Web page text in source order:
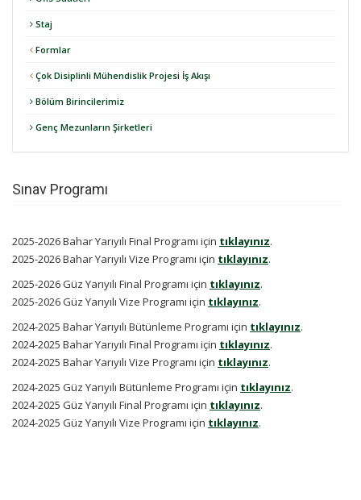
Staj
Formlar
Çok Disiplinli Mühendislik Projesi İş Akışı
Bölüm Birincilerimiz
Genç Mezunların Şirketleri
Sınav Programı
2025-2026 Bahar Yarıyılı Final Programı için tıklayınız.
2025-2026 Bahar Yarıyılı Vize Programı için tıklayınız.
2025-2026 Güz Yarıyılı Final Programı için tıklayınız.
2025-2026 Güz Yarıyılı Vize Programı için tıklayınız.
2024-2025 Bahar Yarıyılı Bütünleme Programı için tıklayınız.
2024-2025 Bahar Yarıyılı Final Programı için tıklayınız.
2024-2025 Bahar Yarıyılı Vize Programı için tıklayınız.
2024-2025 Güz Yarıyılı Bütünleme Programı için tıklayınız.
2024-2025 Güz Yarıyılı Final Programı için tıklayınız.
2024-2025 Güz Yarıyılı Vize Programı için tıklayınız.